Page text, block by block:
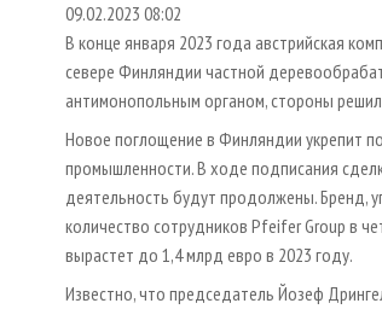
09.02.2023 08:02
В конце января 2023 года австрийская
севере Финляндии частной
антимонопольным органом, стороны
Новое поглощение в Финляндии укрепит
промышленности. В ходе подписания
деятельность будут продолжены. Бренд,
количество сотрудников Pfeifer Group в
вырастет до 1,4 млрд евро в 2023 году.
Известно, что председатель Йозеф